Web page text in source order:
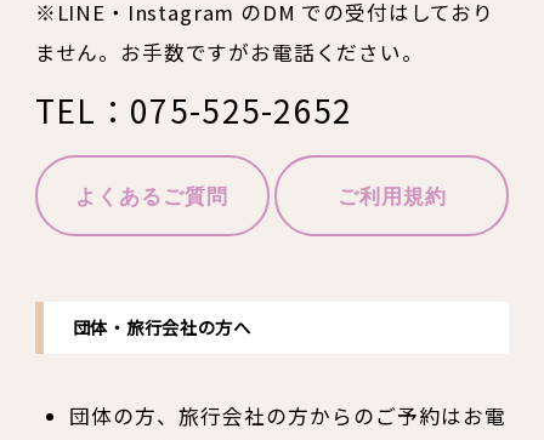
※LINE・Instagram のDM での受付はしており
ません。お手数ですがお電話ください。
TEL：075-525-2652
よくあるご質問 ご利用規約
団体・旅行会社の方へ
団体の方、旅行会社の方からのご予約はお電